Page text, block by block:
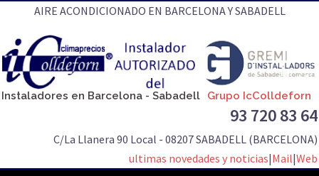
contenido
AIRE ACONDICIONADO EN BARCELONA Y SABADELL
Instaladores en Barcelona - Sabadell Grupo IcColldeforn
93 720 83 64
C/La Llanera 90 Local - 08207 SABADELL (BARCELONA)
Web
|
Mail
|
ultimas novedades y noticias